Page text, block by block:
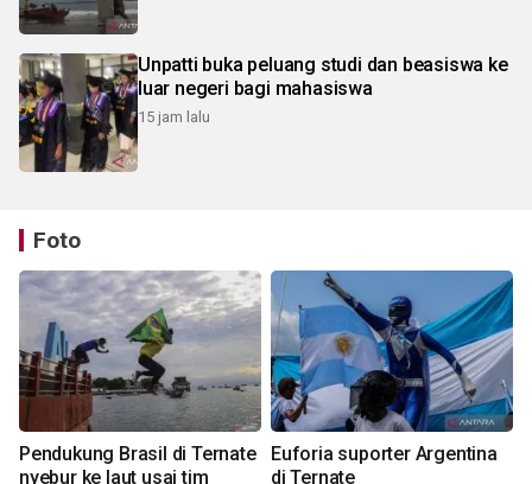
Unpatti buka peluang studi dan beasiswa ke
luar negeri bagi mahasiswa
15 jam lalu
Foto
Pendukung Brasil di Ternate
nyebur ke laut usai tim
Euforia suporter Argentina
di Ternate